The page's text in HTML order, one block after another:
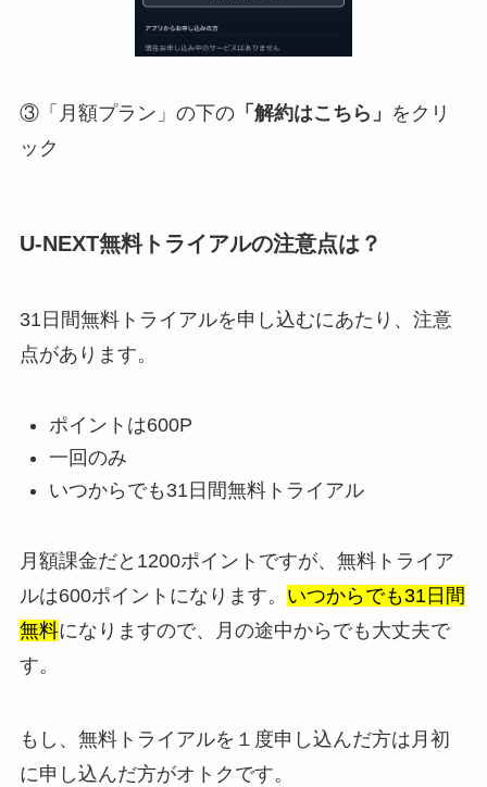
③「月額プラン」の下の「解約はこちら」 をクリ
ック
U-NEXT無料トライアルの注意点は？
31日間無料トライアルを申し込むにあたり、注意
点があります。
ポイントは600P
一回のみ
いつからでも31日間無料トライアル
月額課金だと1200ポイントですが、無料トライア
ルは600ポイントになります。 いつからでも31日間
無料になりますので、月の途中からでも大丈夫で
す。
もし、無料トライアルを１度申し込んだ方は月初
に申し込んだ方がオトクです。